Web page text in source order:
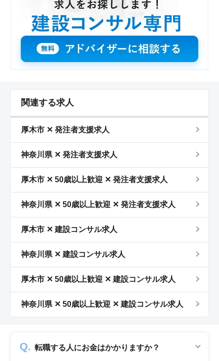
関連する求人
厚木市 ✕ 発注者支援求人
神奈川県 ✕ 発注者支援求人
厚木市 ✕ 50歳以上歓迎 ✕ 発注者支援求人
神奈川県 ✕ 50歳以上歓迎 ✕ 発注者支援求人
厚木市 ✕ 建設コンサル求人
神奈川県 ✕ 建設コンサル求人
厚木市 ✕ 50歳以上歓迎 ✕ 建設コンサル求人
神奈川県 ✕ 50歳以上歓迎 ✕ 建設コンサル求人
転職する人にお金はかかりますか？